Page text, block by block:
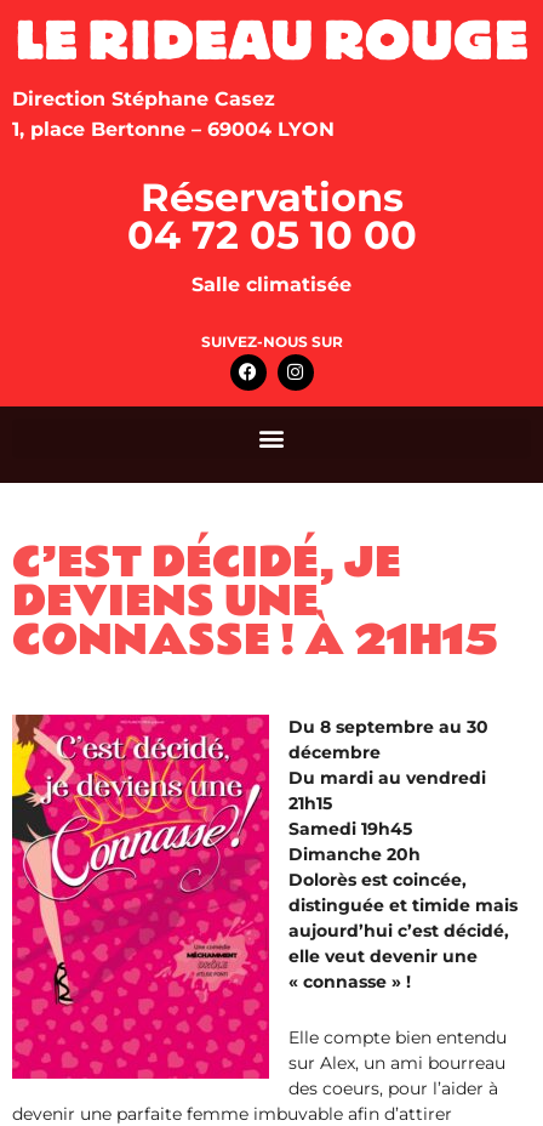
Direction Stéphane Casez
1, place Bertonne – 69004 LYON
Réservations
04 72 05 10 00
Salle climatisée
SUIVEZ-NOUS SUR
C’EST DÉCIDÉ, JE
DEVIENS UNE
CONNASSE ! À 21H15
Du 8 septembre au 30
décembre
Du mardi au vendredi
21h15
Samedi 19h45
Dimanche 20h
Dolorès est coincée,
distinguée et timide mais
aujourd’hui c’est décidé,
elle veut devenir une
« connasse » !
Elle compte bien entendu
sur Alex, un ami bourreau
des coeurs, pour l’aider à
devenir une parfaite femme imbuvable afin d’attirer